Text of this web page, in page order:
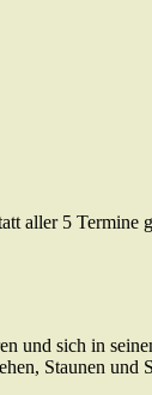
5
und sich in
Staunen und